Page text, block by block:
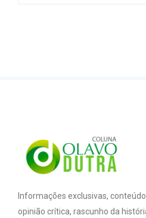
Informações exclusivas,
opinião crítica, rascunho da